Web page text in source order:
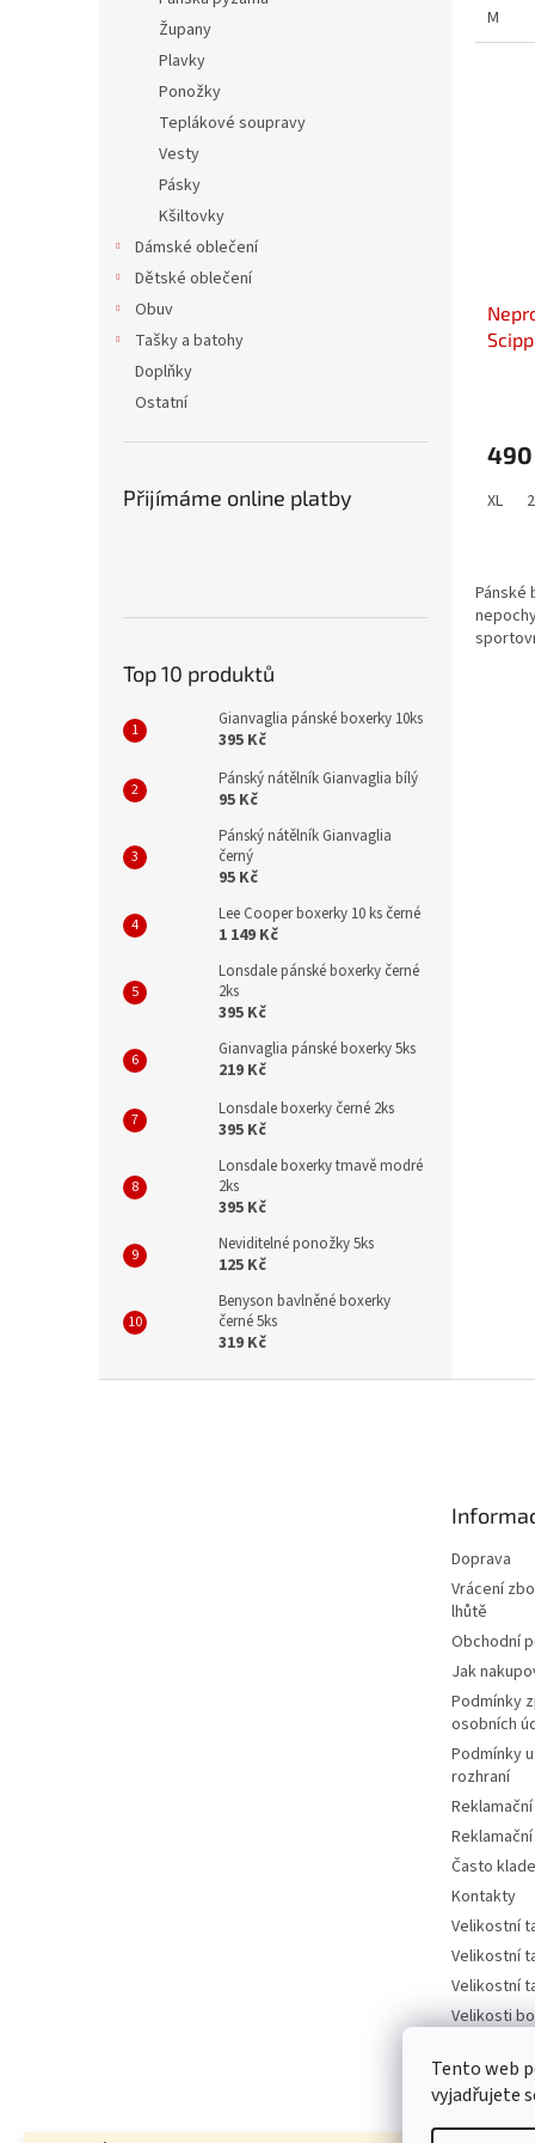
Tento web
vyjadřujete
Župany
Plavky
Ponožky
Teplákové soupravy
Vesty
Pásky
Kšiltovky
Dámské oblečení
Dětské oblečení
Obuv
Tašky a batohy
Doplňky
Ostatní
Přijímáme online platby
Top 10 produktů
Gianvaglia pánské boxerky 10ks
395 Kč
Pánský nátělník Gianvaglia bílý
95 Kč
Pánský nátělník Gianvaglia
černý
95 Kč
Lee Cooper boxerky 10 ks černé
1 149 Kč
Lonsdale pánské boxerky černé
2ks
395 Kč
Gianvaglia pánské boxerky 5ks
219 Kč
Lonsdale boxerky černé 2ks
395 Kč
Lonsdale boxerky tmavě modré
2ks
395 Kč
Neviditelné ponožky 5ks
125 Kč
Benyson bavlněné boxerky
černé 5ks
319 Kč
M
490
XL
Pánské
Doprava
Vrácení
lhůtě
Obchodní
Jak
Podmínky
osobních
Podmínky
rozhraní
Často
Kontakty
Velikostní
Velikostní
Velikostní
Velikosti
Velikosti